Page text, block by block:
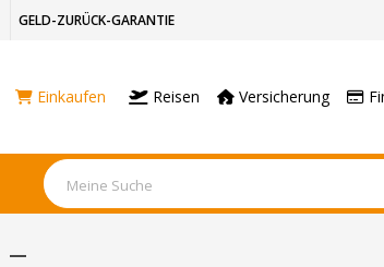
GELD-ZURÜCK-GARANTIE
Einkaufen Reisen Versicherung